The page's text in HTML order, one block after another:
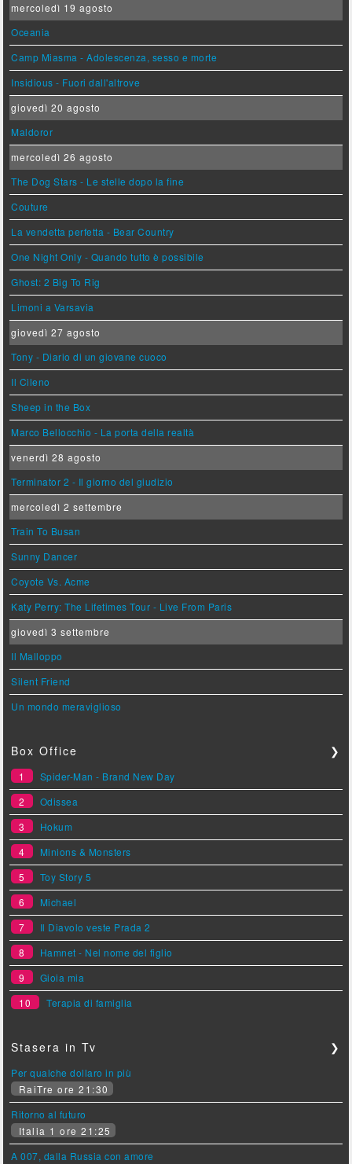
mercoledì 19 agosto
Oceania
Camp Miasma - Adolescenza, sesso e morte
Insidious - Fuori dall'altrove
giovedì 20 agosto
Maldoror
mercoledì 26 agosto
The Dog Stars - Le stelle dopo la fine
Couture
La vendetta perfetta - Bear Country
One Night Only - Quando tutto è possibile
Ghost: 2 Big To Rig
Limoni a Varsavia
giovedì 27 agosto
Tony - Diario di un giovane cuoco
Il Cileno
Sheep in the Box
Marco Bellocchio - La porta della realtà
venerdì 28 agosto
Terminator 2 - Il giorno del giudizio
mercoledì 2 settembre
Train To Busan
Sunny Dancer
Coyote Vs. Acme
Katy Perry: The Lifetimes Tour - Live From Paris
giovedì 3 settembre
Il Malloppo
Silent Friend
Un mondo meraviglioso
Box Office ❯
1
Spider-Man - Brand New Day
2
Odissea
3
Hokum
4
Minions & Monsters
5
Toy Story 5
6
Michael
7
Il Diavolo veste Prada 2
8
Hamnet - Nel nome del figlio
9
Gioia mia
10
Terapia di famiglia
Stasera in Tv ❯
Per qualche dollaro in più
RaiTre ore 21:30
Ritorno al futuro
Italia 1 ore 21:25
A 007, dalla Russia con amore